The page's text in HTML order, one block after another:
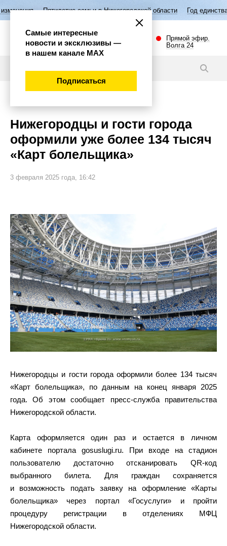
семьи в Нижегородской области Год единства народов
Прямой эфир.
Волга 24
Нижегородцы и гости города
оформили уже более 134 тысяч
«Карт болельщика»
3 февраля 2025 года, 16:42
Нижегородцы и гости города оформили более 134 тысяч
«Карт болельщика», по данным на конец января 2025
года. Об этом сообщает пресс-служба правительства
Нижегородской области.
Карта оформляется один раз и остается в личном
кабинете портала gosuslugi.ru. При входе на стадион
пользователю достаточно отсканировать QR-код
выбранного билета. Для граждан сохраняется
и возможность подать заявку на оформление «Карты
болельщика» через портал «Госуслуги» и пройти
процедуру регистрации в отделениях МФЦ
Нижегородской области.
Самые интересные
новости и эксклюзивы —
в нашем канале МАХ
Подписаться